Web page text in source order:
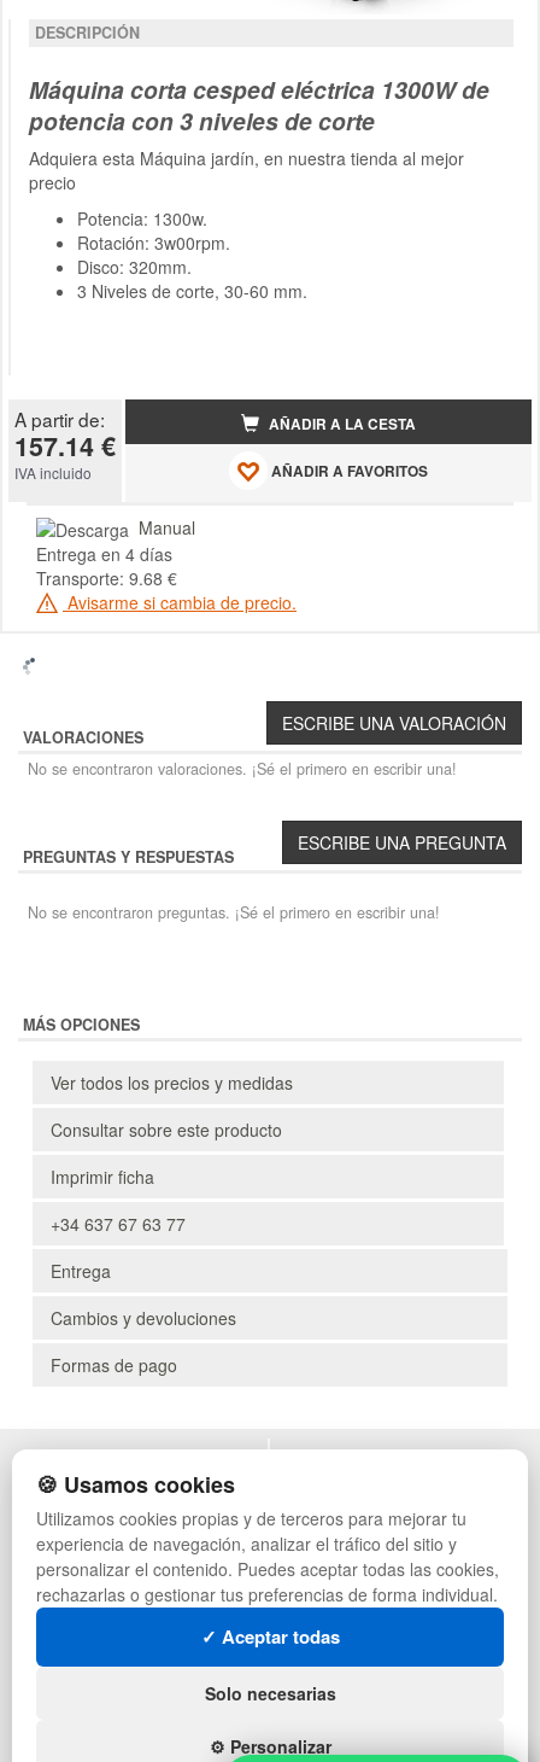
DESCRIPCIÓN
Máquina corta cesped eléctrica 1300W de
potencia con 3 niveles de corte
Adquiera esta Máquina jardín, en nuestra tienda al mejor
precio
Potencia: 1300w.
Rotación: 3w00rpm.
Disco: 320mm.
3 Niveles de corte, 30-60 mm.
A partir de:
157.14 €
IVA incluido
AÑADIR A LA CESTA
AÑADIR A FAVORITOS
Manual
Entrega en 4 días
Transporte: 9.68 €
Avisarme si cambia de precio.
VALORACIONES
No se encontraron valoraciones. ¡Sé el primero en escribir una!
PREGUNTAS Y RESPUESTAS
No se encontraron preguntas. ¡Sé el primero en escribir una!
MÁS OPCIONES
Ver todos los precios y medidas
Consultar sobre este producto
Imprimir ficha
+34 637 67 63 77
Entrega
Cambios y devoluciones
Formas de pago
POLÍTICA DE PRIVACIDAD
CONDICIONES DE USO
CAMBIOS Y DEVOLUCIONES
CONTACTO
QUIENES SOMOS
MAPA WEB
PREGUNTAS FRECUENTES
SÍGUENOS:
MUEBLES VINTAGE
MUEBLES HOSTELERÍA
SUMINISTROS HOSTELERÍA
TIENDA DE DEPORTES
LOTES DE NAVIDAD
GESTIÓN DE RESIDUOS
🍪 Usamos cookies
Utilizamos cookies propias y de terceros para mejorar tu
experiencia de navegación, analizar el tráfico del sitio y
personalizar el contenido. Puedes aceptar todas las cookies,
rechazarlas o gestionar tus preferencias de forma individual.
✓ Aceptar todas
Solo necesarias
⚙️ Personalizar